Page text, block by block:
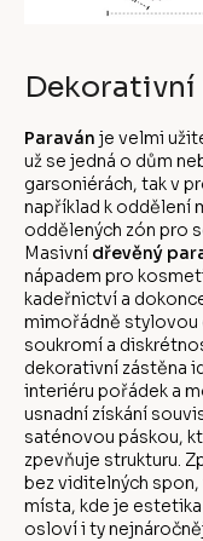
Dekorativní
Paraván je velmi
už se jedná o dům
garsoniérách, tak v
například k oddělení
oddělených zón pro
Masivní dřevěný
nápadem pro
kadeřnictví a
mimořádně stylovou
soukromí a
dekorativní zástěna
interiéru pořádek a
usnadní získání
saténovou páskou,
zpevňuje strukturu.
bez viditelných
místa, kde je
osloví i ty